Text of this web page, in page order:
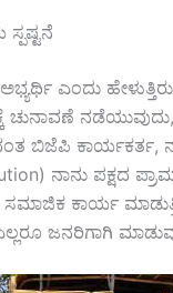
ಎಂದು
ನಡೆಯುವುದು,
ಬಿಜೆಪಿ
ನಾನು ಪಕ್ಷದ
ಕಾರ್ಯ
ಜನರಿಗಾಗಿ